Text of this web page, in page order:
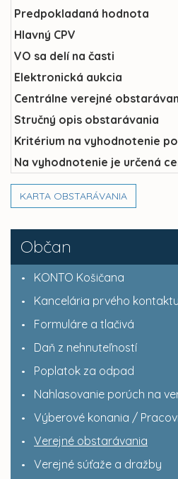
Občan
KONTO Košičana
Kancelária prvého kontaktu
Formuláre a tlačivá
Daň z nehnuteľností
Poplatok za odpad
Nahlasovanie porúch na
Výberové konania /
Verejné obstarávania
Verejné súťaže a dražby
Predpokladaná hodnota
Hlavný CPV
VO sa delí na časti
Elektronická aukcia
Centrálne verejné
Stručný opis obstarávania
Kritérium na vyhodnotenie
Na vyhodnotenie je určená
KARTA OBSTARÁVANIA